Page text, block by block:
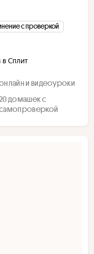
с проверкой
в Сплит
и видеоуроки
домашек с